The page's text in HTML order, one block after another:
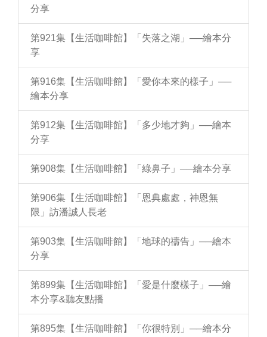
分享
第921集【生活咖啡館】「失落之湖」──繪本分
享
第916集【生活咖啡館】「愛你本來的樣子」──
繪本分享
第912集【生活咖啡館】「多少地才夠」──繪本
分享
第908集【生活咖啡館】「綠鼻子」──繪本分享
第906集【生活咖啡館】「恩典處處，神恩無
限」訪潘誠人長老
第903集【生活咖啡館】「地球的禱告」──繪本
分享
第899集【生活咖啡館】「愛是什麼樣子」──繪
本分享&聽友點播
第895集【生活咖啡館】「你很特別」──繪本分